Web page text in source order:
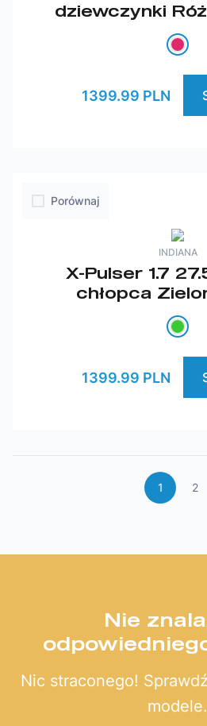
dziewczynki
1399.99 PLN
Porównaj
INDIANA
X-Pulser 1.7
chłopca
1399.99 PLN
1 2
Nie
Nic straconego!
modele.